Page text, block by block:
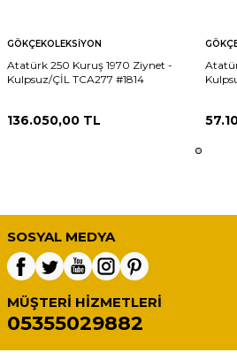
GÖKÇEKOLEKSIYON
Atatürk 250 Kuruş 1970 Ziynet -
Kulpsuz/ÇİL TCA277 #1814
136.050,00 TL
SOSYAL MEDYA
MÜŞTERI HIZMETLERI
05355029882